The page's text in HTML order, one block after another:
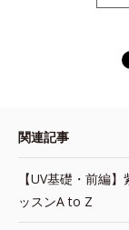
関連記事
【UV基礎・前編
ッスンA to Z